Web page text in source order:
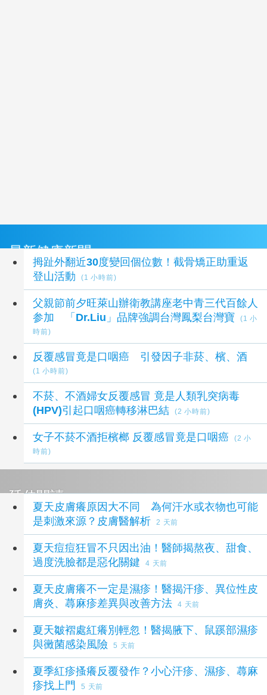
最新健康新聞
拇趾外翻近30度變回個位數！截骨矯正助重返
登山活動
(1 小時前)
父親節前夕旺萊山辦衛教講座老中青三代百餘人
参加 「Dr.Liu」品牌強調台灣鳳梨台灣寶
(1 小
時前)
反覆感冒竟是口咽癌 引發因子非菸、檳、酒
(1 小時前)
不菸、不酒婦女反覆感冒 竟是人類乳突病毒
(HPV)引起口咽癌轉移淋巴結
(2 小時前)
女子不菸不酒拒檳榔 反覆感冒竟是口咽癌
(2 小
時前)
延伸閱讀
夏天皮膚癢原因大不同 為何汗水或衣物也可能
是刺激來源？皮膚醫解析
2 天前
夏天痘痘狂冒不只因出油！醫師揭熬夜、甜食、
過度洗臉都是惡化關鍵
4 天前
夏天皮膚癢不一定是濕疹！醫揭汗疹、異位性皮
膚炎、蕁麻疹差異與改善方法
4 天前
夏天皺褶處紅癢別輕忽！醫揭腋下、鼠蹊部濕疹
與黴菌感染風險
5 天前
夏季紅疹搔癢反覆發作？小心汗疹、濕疹、蕁麻
疹找上門
5 天前